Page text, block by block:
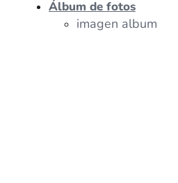
Álbum de fotos
imagen album